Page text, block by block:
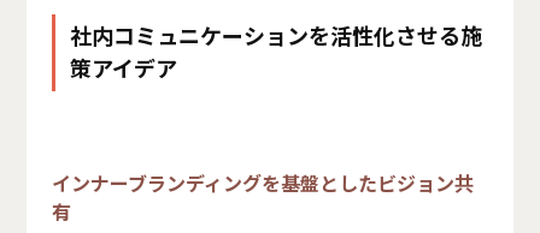
社内コミュニケーションを活性化させる施
策アイデア
インナーブランディングを基盤としたビジョン共
有